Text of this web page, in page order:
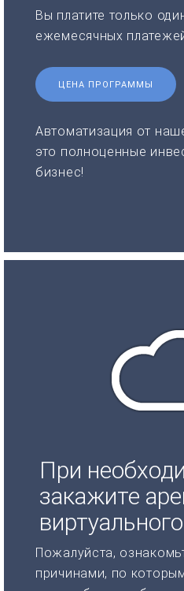
Вы платите только
ежемесячных
ЦЕНА ПРОГРАММЫ
Автоматизация от
это полноценные
бизнес!
При
закажите
Пожалуйста,
причинами, по